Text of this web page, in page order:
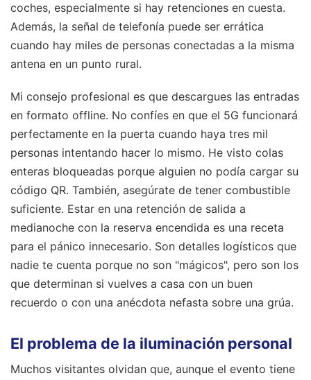
coches, especialmente si hay retenciones en cuesta.
Además, la señal de telefonía puede ser errática
cuando hay miles de personas conectadas a la misma
antena en un punto rural.
Mi consejo profesional es que descargues las entradas
en formato offline. No confíes en que el 5G funcionará
perfectamente en la puerta cuando haya tres mil
personas intentando hacer lo mismo. He visto colas
enteras bloqueadas porque alguien no podía cargar su
código QR. También, asegúrate de tener combustible
suficiente. Estar en una retención de salida a
medianoche con la reserva encendida es una receta
para el pánico innecesario. Son detalles logísticos que
nadie te cuenta porque no son "mágicos", pero son los
que determinan si vuelves a casa con un buen
recuerdo o con una anécdota nefasta sobre una grúa.
El problema de la iluminación personal
Muchos visitantes olvidan que, aunque el evento tiene